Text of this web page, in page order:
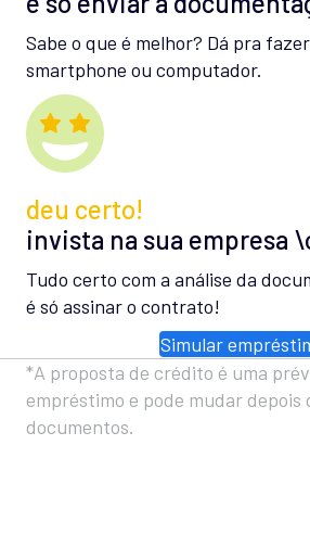
Sabe o que é melhor? Dá pra
smartphone ou computador.
deu certo!
invista na sua empresa
Tudo certo com a análise da
é só assinar o contrato!
Simular
*A proposta de crédito é uma
empréstimo e pode mudar depois
documentos.